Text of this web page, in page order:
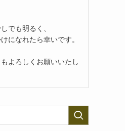
でも明るく、
になれたら幸いです。
よろしくお願いいたし